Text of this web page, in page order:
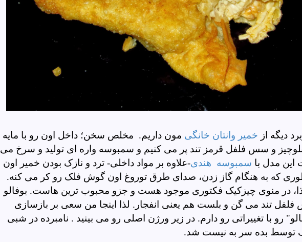
دیگه از خمیر وانتان خانگی مون داریم. مخلص سخن؛ داخل اون رو با مایه
بلوچیز و سس فلفل قرمز تند پر می کنیم و سمبوسه واره ای تولید و سرخ می
این مدل با سمبوسه هندی-علاوه بر مواد داخلی- ترد و نازک بودن خمیر اون
که به هنگام گاز زدن، صدای طرق توروغ اون گوش فلک رو کر می کنه.
در منوی چیزکیک فکتوری موجود هست و جزو محبوب ترین هاست. بوفالو
تند می گن و بلست هم یعنی انفجار. لذا اینجا من سعی بر بازسازی
رو با تغییراتی رو دارم. در زیر ورژن اصلی رو می بینید . نامبرده در شبی
توسط بده سر به نیست شد.